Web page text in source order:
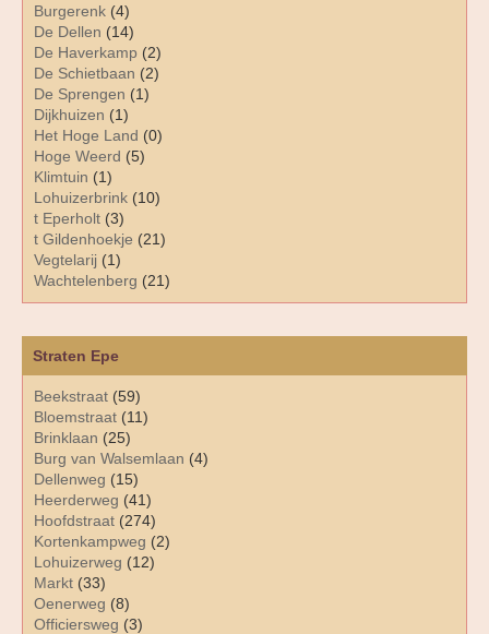
Straten Epe
Beekstraat (59)
Bloemstraat (11)
Brinklaan (25)
Burg van Walsemlaan (4)
Dellenweg (15)
Heerderweg (41)
Hoofdstraat (274)
Kortenkampweg (2)
Lohuizerweg (12)
Markt (33)
Oenerweg (8)
Officiersweg (3)
Burgerenk (4)
De Dellen (14)
De Haverkamp (2)
De Schietbaan (2)
De Sprengen (1)
Dijkhuizen (1)
Het Hoge Land (0)
Hoge Weerd (5)
Klimtuin (1)
Lohuizerbrink (10)
t Eperholt (3)
t Gildenhoekje (21)
Vegtelarij (1)
Wachtelenberg (21)